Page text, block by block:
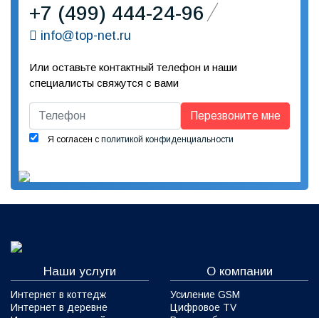
+7 (499) 444-24-96
info@top-net.ru
Или оставьте контактный телефон и наши
специалисты свяжутся с вами
Перезвоните мне
Я согласен с политикой конфиденциальности
Наши услуги
Интернет в коттедж
Интернет в деревне
О компании
Усиление GSM
Цифровое TV